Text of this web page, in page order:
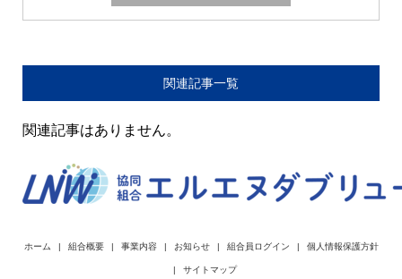
関連記事一覧
関連記事はありません。
ホーム 組合概要 事業内容 お知らせ 組合員ログイン 個人情報保護方針
サイトマップ